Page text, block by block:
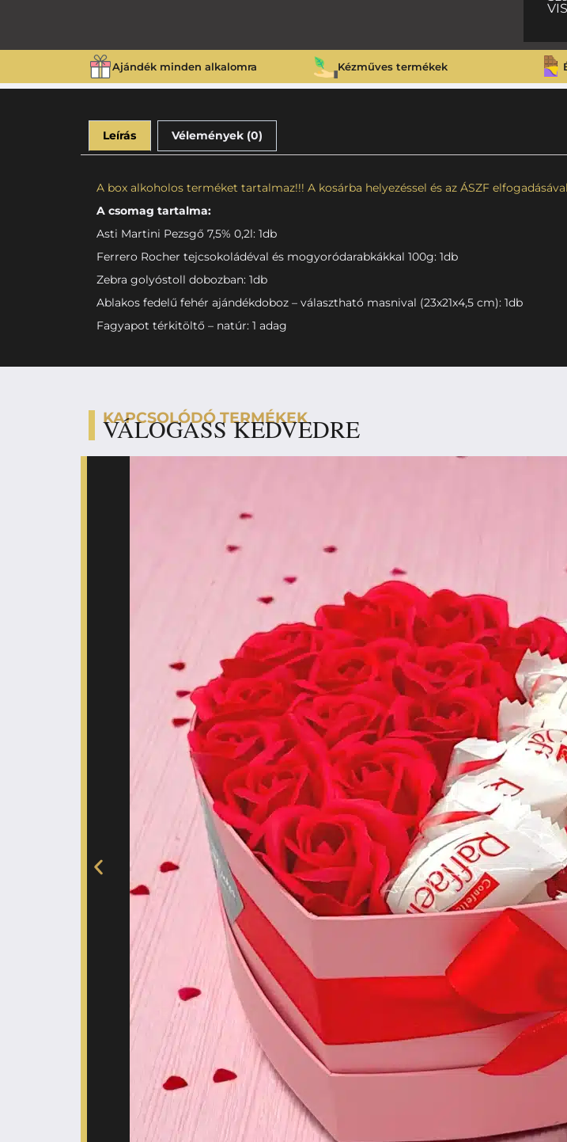
Ajándék minden alkalomra Kézműves termékek
Leírás Vélemények (0)
A box alkoholos terméket tartalmaz!!! A kosárba helyezéssel és az ÁSZF
A csomag tartalma:
Asti Martini Pezsgő 7,5% 0,2l: 1db
Ferrero Rocher tejcsokoládéval és mogyoródarabkákkal 100g: 1db
Zebra golyóstoll dobozban: 1db
Ablakos fedelű fehér ajándékdoboz – választható masnival (23x21x4,5 cm): 1db
Fagyapot térkitöltő – natúr: 1 adag
KAPCSOLÓDÓ TERMÉKEK
VÁLOGASS KEDVEDRE